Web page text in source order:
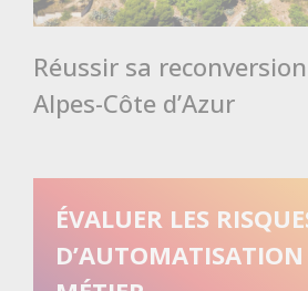
Réussir sa
Alpes-Côte d’Azur
ÉVALUER LES
D’AUTOMATISATION